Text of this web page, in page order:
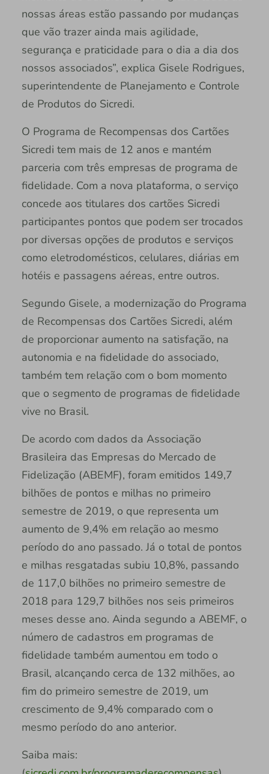
nossas áreas estão passando por mudanças
que vão trazer ainda mais agilidade,
segurança e praticidade para o dia a dia dos
nossos associados”, explica Gisele Rodrigues,
superintendente de Planejamento e Controle
de Produtos do Sicredi.
O Programa de Recompensas dos Cartões
Sicredi tem mais de 12 anos e mantém
parceria com três empresas de programa de
fidelidade. Com a nova plataforma, o serviço
concede aos titulares dos cartões Sicredi
participantes pontos que podem ser trocados
por diversas opções de produtos e serviços
como eletrodomésticos, celulares, diárias em
hotéis e passagens aéreas, entre outros.
Segundo Gisele, a modernização do Programa
de Recompensas dos Cartões Sicredi, além
de proporcionar aumento na satisfação, na
autonomia e na fidelidade do associado,
também tem relação com o bom momento
que o segmento de programas de fidelidade
vive no Brasil.
De acordo com dados da Associação
Brasileira das Empresas do Mercado de
Fidelização (ABEMF), foram emitidos 149,7
bilhões de pontos e milhas no primeiro
semestre de 2019, o que representa um
aumento de 9,4% em relação ao mesmo
período do ano passado. Já o total de pontos
e milhas resgatadas subiu 10,8%, passando
de 117,0 bilhões no primeiro semestre de
2018 para 129,7 bilhões nos seis primeiros
meses desse ano. Ainda segundo a ABEMF, o
número de cadastros em programas de
fidelidade também aumentou em todo o
Brasil, alcançando cerca de 132 milhões, ao
fim do primeiro semestre de 2019, um
crescimento de 9,4% comparado com o
mesmo período do ano anterior.
Saiba mais: